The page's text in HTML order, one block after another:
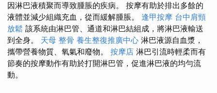
因淋巴液積聚而導致腫脹的疾病。 按摩有助於排出多餘的
液體並減少組織充血，從而緩解腫脹。 逢甲按摩 台中肩頸
放鬆 該系統由淋巴管、通道和淋巴結組成，將淋巴液輸送
到全身。 天母 整骨 養生整復推廣中心 淋巴液源自血漿，
攜帶營養物質、氧氣和廢物。 按摩店 淋巴引流時輕柔而有
節奏的按摩動作有助於打開淋巴管，促進淋巴液的均勻流
動。